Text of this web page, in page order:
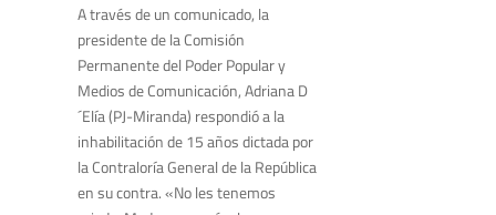
A través de un comunicado, la
presidente de la Comisión
Permanente del Poder Popular y
Medios de Comunicación, Adriana D
´Elía (PJ-Miranda) respondió a la
inhabilitación de 15 años dictada por
la Contraloría General de la República
en su contra. «No les tenemos